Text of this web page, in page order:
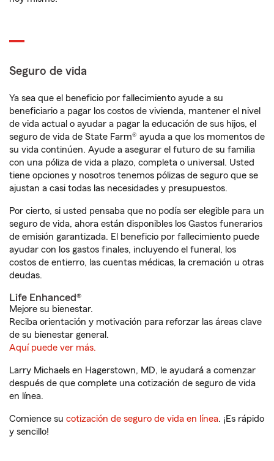
Seguro de vida
Ya sea que el beneficio por fallecimiento ayude a su
beneficiario a pagar los costos de vivienda, mantener el nivel
de vida actual o ayudar a pagar la educación de sus hijos, el
seguro de vida de State Farm® ayuda a que los momentos de
su vida continúen. Ayude a asegurar el futuro de su familia
con una póliza de vida a plazo, completa o universal. Usted
tiene opciones y nosotros tenemos pólizas de seguro que se
ajustan a casi todas las necesidades y presupuestos.
Por cierto, si usted pensaba que no podía ser elegible para un
seguro de vida, ahora están disponibles los Gastos funerarios
de emisión garantizada. El beneficio por fallecimiento puede
ayudar con los gastos finales, incluyendo el funeral, los
costos de entierro, las cuentas médicas, la cremación u otras
deudas.
Life Enhanced®
Mejore su bienestar.
Reciba orientación y motivación para reforzar las áreas clave
de su bienestar general.
Aquí puede ver más.
Larry Michaels en Hagerstown, MD, le ayudará a comenzar
después de que complete una cotización de seguro de vida
en línea.
Comience su cotización de seguro de vida en línea. ¡Es rápido
y sencillo!